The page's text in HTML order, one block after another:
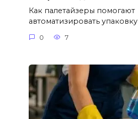
Как палетайзеры помогают
автоматизировать упаковку
0 7